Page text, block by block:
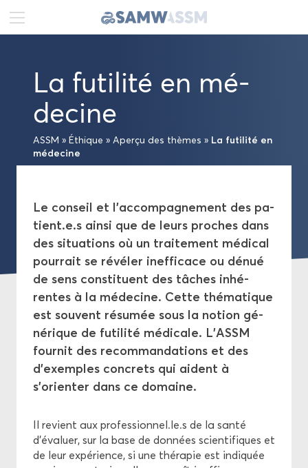
Ac­tua­li­tés
Pro­mo­tion
Éthique
Aper­çu des thèmes
Di­rec­tives
Com­mis­sion Cen­trale d'Éthique
La fu­ti­li­té en mé­
de­cine
ASSM » Éthique » Aper­çu des thèmes » La fu­ti­li­té en
mé­de­cine
Le conseil et l’ac­com­pa­gne­ment des pa­
tient.e.s ainsi que de leurs proches dans
des si­tua­tions où un trai­te­ment mé­di­cal
pour­rait se ré­vé­ler in­ef­fi­cace ou dénué
de sens consti­tuent des tâches in­hé­
rentes à la mé­de­cine. Cette thé­ma­tique
est sou­vent ré­su­mée sous la no­tion gé­
né­rique de fu­ti­li­té mé­di­cale. L’ASSM
four­nit des re­com­man­da­tions et des
d’exemples concrets qui aident à
s’orien­ter dans ce do­maine.
Il re­vient aux pro­fes­sion­nel.le.s de la santé
d’éva­luer, sur la base de don­nées scien­ti­fiques et
de leur ex­pé­rience, si une thé­ra­pie est in­di­quée